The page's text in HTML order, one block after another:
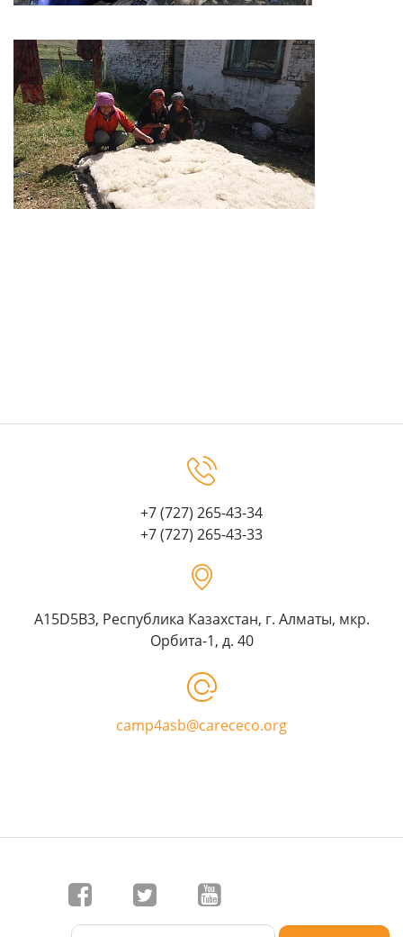
+7 (727) 265-43-34
+7 (727) 265-43-33
A15D5B3, Республика Казахстан, г. Алматы, мкр.
Орбита-1, д. 40
camp4asb@carececo.org